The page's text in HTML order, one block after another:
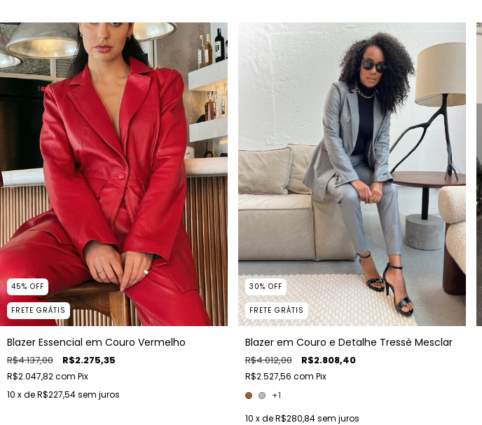
45% OFF
FRETE GRÁTIS
Blazer Essencial em Couro Vermelho
R$4.137,00 R$2.275,35
R$2.047,82com Pix
10 x deR$227,54sem juros
30% OFF
FRETE GRÁTIS
Blazer em Couro e Detalhe Tressè Mesclar
R$4.012,00 R$2.808,40
R$2.527,56 com Pix
+1
10 x deR$280,84sem juros